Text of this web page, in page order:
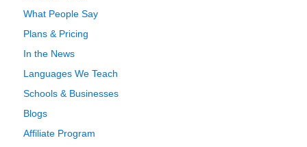
What People Say
Plans & Pricing
In the News
Languages We Teach
Schools & Businesses
Blogs
Affiliate Program